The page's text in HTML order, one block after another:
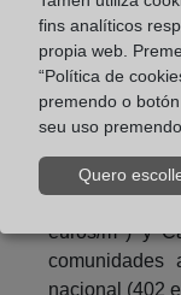
actividad
puede ir
Las
significativas.
seguida de
euros/m ) y
comunidades
nacional (402
fins analíticos
propia web. Preme
“Política de
premendo o
seu uso
Quero